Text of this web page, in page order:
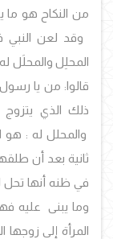
من النكاح هو ما
وقد لعن النبي
المحلِل والمحلَل له
قالوا: من يا
ذلك الذي يتزوج
والمحلل له : هو
ثانية بعد أن
في ظنه أنها تحل
وما يبنى عليه
المرأة إلى